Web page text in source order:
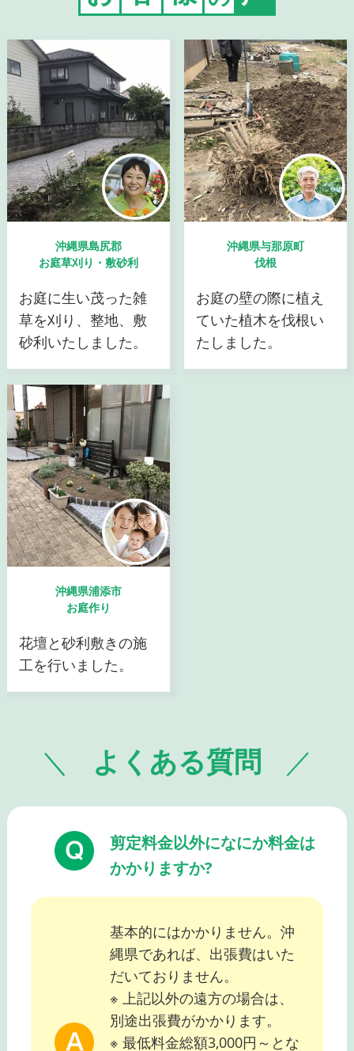
沖縄県島尻郡
お庭草刈り・敷砂利
お庭に生い茂った雑
草を刈り、整地、敷
砂利いたしました。
沖縄県与那原町
伐根
お庭の壁の際に植え
ていた植木を伐根い
たしました。
沖縄県浦添市
お庭作り
花壇と砂利敷きの施
工を行いました。
よくある質問
剪定料金以外になにか料金は
かかりますか?
基本的にはかかりません。沖
縄県であれば、出張費はいた
だいておりません。
※ 上記以外の遠方の場合は、
別途出張費がかかります。
※ 最低料金総額3,000円～とな